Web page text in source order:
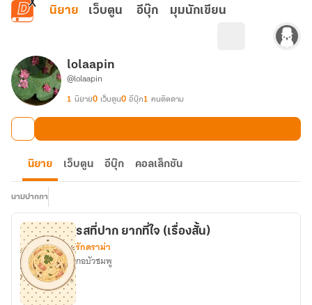
ข้ามไปยังเนื้อหาหลัก
นิยาย เว็บตูน อีบุ๊ก มุมนักเขียน
lolaapin
@lolaapin
1 นิยาย0 เว็บตูน0 อีบุ๊ก1 คนติดตาม
นิยาย เว็บตูน อีบุ๊ก คอลเล็กชัน
นามปากกา
รสที่ปาก ยากที่ใจ (เรื่องสั้น)
รักดราม่า
กอบัวชมพู